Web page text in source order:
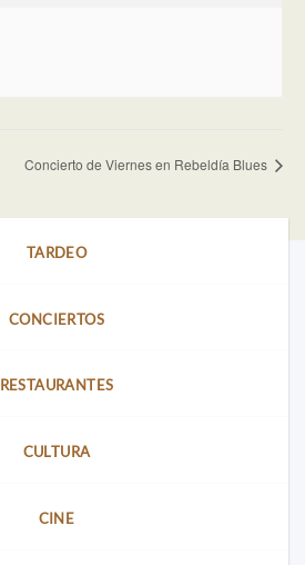
Concierto de Viernes en Rebeldía Blues
TARDEO
CONCIERTOS
RESTAURANTES
CULTURA
CINE